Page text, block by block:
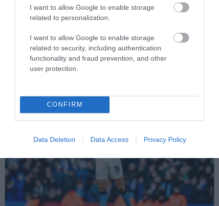
I want to allow Google to enable storage
related to personalization.
I want to allow Google to enable storage
related to security, including authentication
functionality and fraud prevention, and other
user protection.
CONFIRM
Data Deletion Data Access Privacy Policy
PRONEWS.GR /ΔΙΕΘΝΕΣ ΠΟΔΟΣΦΑΙΡΟ
«Σεισμός» στις τάξεις του ΠΑΟΚ: Aκόμα
ένα «μεγαθήριο» προσέλκυσε τον
Γ.Κωνσταντέλια (βίντεο)